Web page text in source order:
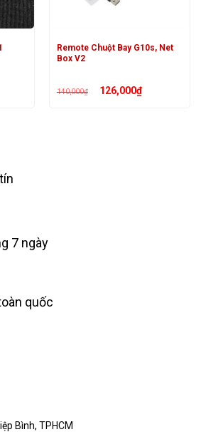
Remote Chuột Bay G10s, Net
Box V2
140,000₫ Giá
gốc
126,000₫Giá
hiện
7 ngày
quốc
Bình, TPHCM